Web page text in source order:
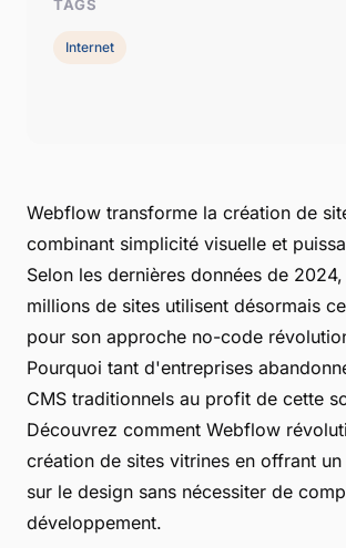
Webflow transforme la création de
combinant simplicité visuelle et
Selon les dernières données de
millions de sites utilisent désormais
pour son approche no-code
Pourquoi tant d'entreprises
CMS traditionnels au profit de cette
Découvrez comment Webflow
création de sites vitrines en offrant
sur le design sans nécessiter de
développement.
TAGS
Internet